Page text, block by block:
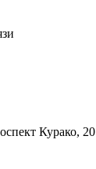
Курако, 20